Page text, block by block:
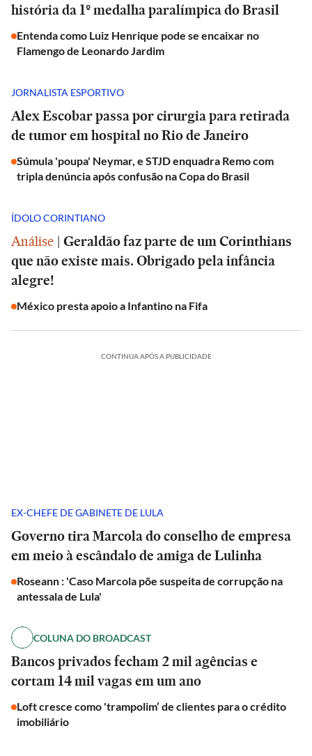
história da 1º medalha paralímpica do Brasil
Entenda como Luiz Henrique pode se encaixar no
Flamengo de Leonardo Jardim
JORNALISTA ESPORTIVO
Alex Escobar passa por cirurgia para retirada
de tumor em hospital no Rio de Janeiro
Súmula 'poupa' Neymar, e STJD enquadra Remo com
tripla denúncia após confusão na Copa do Brasil
ÍDOLO CORINTIANO
Análise | Geraldão faz parte de um Corinthians
que não existe mais. Obrigado pela infância
alegre!
México presta apoio a Infantino na Fifa
CONTINUA APÓS A PUBLICIDADE
EX-CHEFE DE GABINETE DE LULA
Governo tira Marcola do conselho de empresa
em meio à escândalo de amiga de Lulinha
Roseann : 'Caso Marcola põe suspeita de corrupção na
antessala de Lula'
COLUNA DO BROADCAST
Bancos privados fecham 2 mil agências e
cortam 14 mil vagas em um ano
Loft cresce como 'trampolim’ de clientes para o crédito
imobiliário